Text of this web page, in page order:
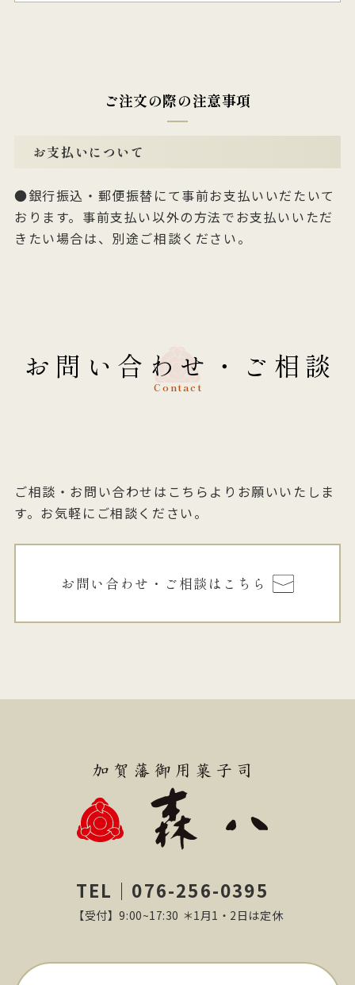
ご注文の際の注意事項
お支払いについて
銀行振込・郵便振替にて事前お支払いいだたいて
おります。事前支払い以外の方法でお支払いいただ
きたい場合は、別途ご相談ください。
お問い合わせ・ご相談
Contact
ご相談・お問い合わせはこちらよりお願いいたしま
す。お気軽にご相談ください。
お問い合わせ・ご相談はこちら
TEL｜076-256-0395
【受付】9:00~17:30 ＊1月1・2日は定休